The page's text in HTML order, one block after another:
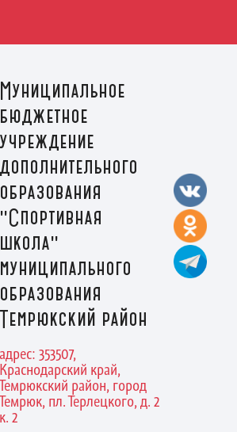
Муниципальное
бюджетное
учреждение
дополнительного
образования
"Спортивная
школа"
муниципального
образования
Темрюкский район
адрес: 353507,
Краснодарский край,
район, город
пл. Терлецкого, д. 2
к. 2